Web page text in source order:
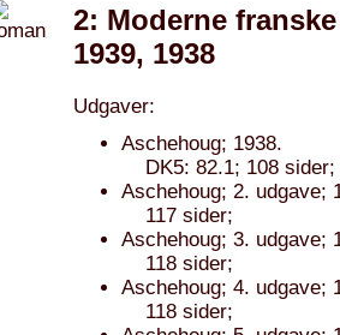
2: Moderne
1939, 1938
Udgaver:
Aschehoug; 1938.
DK5: 82.1; 108
Aschehoug; 2. udgave;
117 sider;
Aschehoug; 3. udgave;
118 sider;
Aschehoug; 4. udgave;
118 sider;